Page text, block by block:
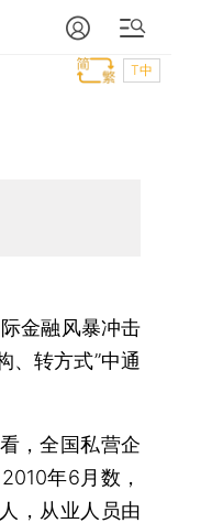
T中
金融风暴冲击
、转方式”中通
，全国私营企
年6月数，
，从业人员由